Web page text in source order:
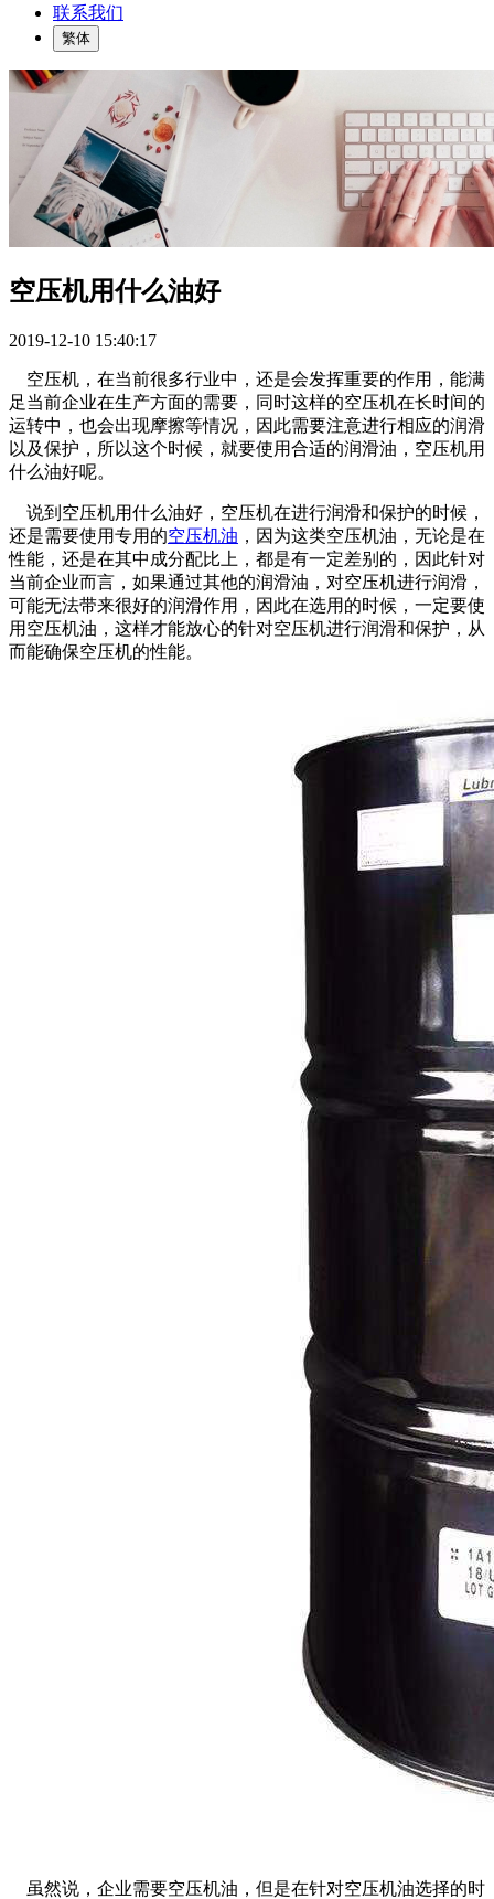
联系我们
繁体
空压机用什么油好
2019-12-10 15:40:17
空压机，在当前很多行业中，还是会发挥重要的作用，能满
足当前企业在生产方面的需要，同时这样的空压机在长时间的
运转中，也会出现摩擦等情况，因此需要注意进行相应的润滑
以及保护，所以这个时候，就要使用合适的润滑油，空压机用
什么油好呢。
说到空压机用什么油好，空压机在进行润滑和保护的时候，
还是需要使用专用的空压机油 ，因为这类空压机油，无论是在
性能，还是在其中成分配比上，都是有一定差别的，因此针对
当前企业而言，如果通过其他的润滑油，对空压机进行润滑，
可能无法带来很好的润滑作用，因此在选用的时候，一定要使
用空压机油，这样才能放心的针对空压机进行润滑和保护，从
而能确保空压机的性能。
虽然说，企业需要空压机油，但是在针对空压机油选择的时